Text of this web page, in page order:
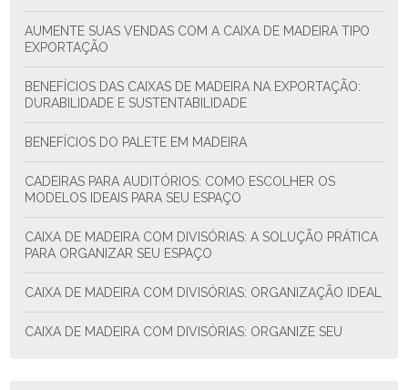
AUMENTE SUAS VENDAS COM A CAIXA DE MADEIRA TIPO
EXPORTAÇÃO
BENEFÍCIOS DAS CAIXAS DE MADEIRA NA EXPORTAÇÃO:
DURABILIDADE E SUSTENTABILIDADE
BENEFÍCIOS DO PALETE EM MADEIRA
CADEIRAS PARA AUDITÓRIOS: COMO ESCOLHER OS
MODELOS IDEAIS PARA SEU ESPAÇO
CAIXA DE MADEIRA COM DIVISÓRIAS: A SOLUÇÃO PRÁTICA
PARA ORGANIZAR SEU ESPAÇO
CAIXA DE MADEIRA COM DIVISÓRIAS: ORGANIZAÇÃO IDEAL
CAIXA DE MADEIRA COM DIVISÓRIAS: ORGANIZE SEU